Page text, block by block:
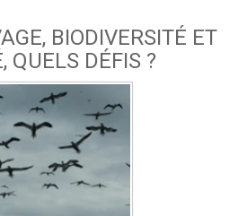
BIODIVERSITÉ ET
QUELS DÉFIS ?